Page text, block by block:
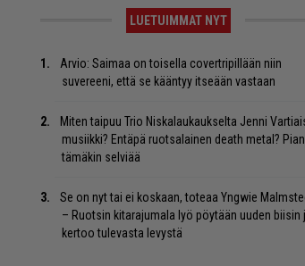
LUETUIMMAT NYT
Arvio: Saimaa on toisella covertripillään niin
suvereeni, että se kääntyy itseään vastaan
Miten taipuu Trio Niskalaukaukselta Jenni
musiikki? Entäpä ruotsalainen death metal? Pian
tämäkin selviää
Se on nyt tai ei koskaan, toteaa Yngwie
– Ruotsin kitarajumala lyö pöytään uuden biisin
kertoo tulevasta levystä